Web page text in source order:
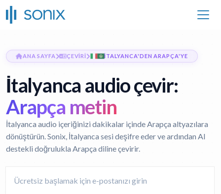
ANA SAYFA ÇEVIRI İTALYANCA'DEN ARAPÇA'YE
İtalyanca audio çevir:
Arapça metin
İtalyanca audio içeriğinizi dakikalar içinde Arapça altyazılara
dönüştürün. Sonix, İtalyanca sesi deşifre eder ve ardından AI
destekli doğrulukla Arapça diline çevirir.